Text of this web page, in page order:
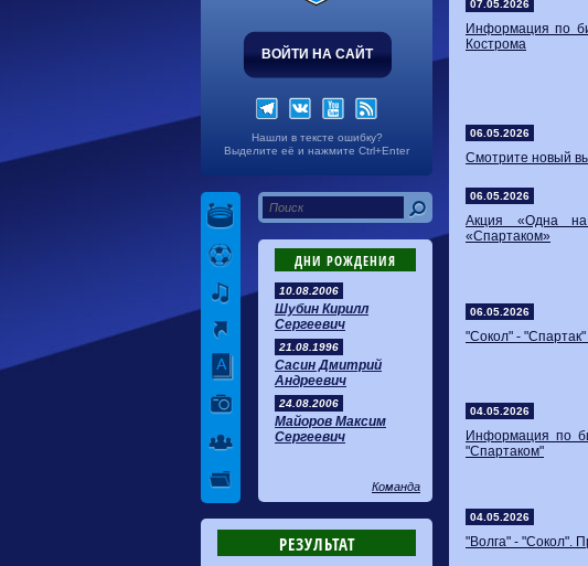
ВОЙТИ НА САЙТ
Нашли в тексте ошибку?
Выделите её и нажмите Ctrl+Enter
ДНИ РОЖДЕНИЯ
10.08.2006
Шубин Кирилл
Сергеевич
21.08.1996
Сасин Дмитрий
Андреевич
24.08.2006
Майоров Максим
Сергеевич
Команда
РЕЗУЛЬТАТ
07.05.2026
Информация по
Кострома
06.05.2026
Смотрите новый
06.05.2026
Акция «Одна
«Спартаком»
06.05.2026
"Сокол" -
04.05.2026
Информация по
"Спартаком"
04.05.2026
"Волга" - "Сокол".